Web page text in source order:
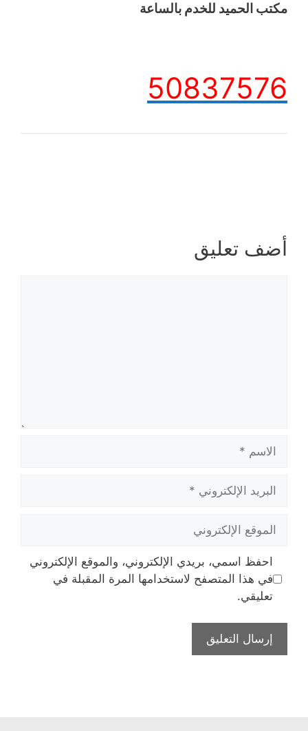
مكتب الحميد للخدم بالساعة
50837576
أضف تعليق
الاسم
البريد
الإلكتروني
الموقع
الإلكتروني
احفظ اسمي، بريدي الإلكتروني، والموقع الإلكتروني
في هذا المتصفح لاستخدامها المرة المقبلة في
تعليقي.